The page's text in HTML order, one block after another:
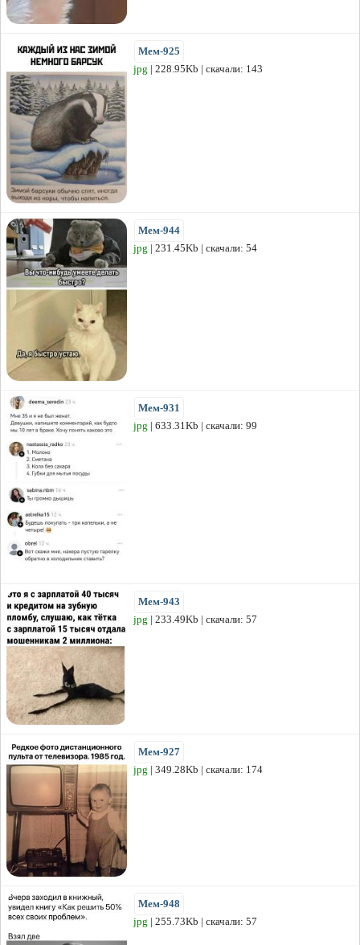
Мем-925
jpg | 228.95Kb | скачали: 143
Мем-944
jpg | 231.45Kb | скачали: 54
Мем-931
jpg | 633.31Kb | скачали: 99
Мем-943
jpg | 233.49Kb | скачали: 57
Мем-927
jpg | 349.28Kb | скачали: 174
Мем-948
jpg | 255.73Kb | скачали: 57